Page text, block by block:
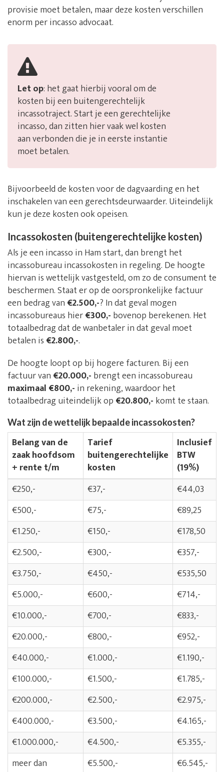
provisie moet betalen, maar deze kosten verschillen
enorm per incasso advocaat.
Let op: het gaat hierbij vooral om de
kosten bij een buitengerechtelijk
incassotraject. Start je een gerechtelijke
incasso, dan zitten hier vaak wel kosten
aan verbonden die je in eerste instantie
moet betalen.
Bijvoorbeeld de kosten voor de dagvaarding en het
inschakelen van een gerechtsdeurwaarder. Uiteindelijk
kun je deze kosten ook opeisen.
Incassokosten (buitengerechtelijke kosten)
Als je een incasso in Ham start, dan brengt het
incassobureau incassokosten in regeling. De hoogte
hiervan is wettelijk vastgesteld, om zo de consument te
beschermen. Staat er op de oorspronkelijke factuur
een bedrag van €2.500,-? In dat geval mogen
incassobureaus hier€300,- bovenop berekenen. Het
totaalbedrag dat de wanbetaler in dat geval moet
betalen is €2.800,-.
De hoogte loopt op bij hogere facturen. Bij een
factuur van €20.000,- brengt een incassobureau
maximaal €800,- in rekening, waardoor het
totaalbedrag uiteindelijk op €20.800,- komt te staan.
Wat zijn de wettelijk bepaalde incassokosten?
Belang van de
zaak hoofdsom
+ rente t/m
Tarief
buitengerechtelijke
kosten
Inclusief
BTW
(19%)
€250,-
€37,-
€44,03
€500,-
€75,-
€89,25
€1.250,-
€150,-
€178,50
€2.500,-
€300,-
€357,-
€3.750,-
€450,-
€535,50
€5.000,-
€600,-
€714,-
€10.000,-
€700,-
€833,-
€20.000,-
€800,-
€952,-
€40.000,-
€1.000,-
€1.190,-
€100.000,-
€1.500,-
€1.785,-
€200.000,-
€2.500,-
€2.975,-
€400.000,-
€3.500,-
€4.165,-
€1.000.000,-
€4.500,-
€5.355,-
meer dan
€5.500,- €6.545,-